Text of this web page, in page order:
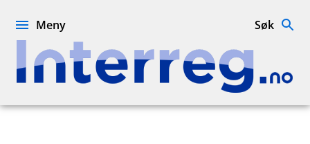
Interreg.no
Meny Søk